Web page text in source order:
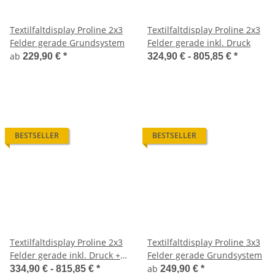
Textilfaltdisplay Proline 2x3
Felder gerade Grundsystem
ab 229,90 € *
Textilfaltdisplay Proline 2x3
Felder gerade inkl. Druck
324,90 € - 805,85 € *
BESTSELLER
Textilfaltdisplay Proline 2x3
Felder gerade inkl. Druck +
Seitendruck
334,90 € - 815,85 € *
BESTSELLER
Textilfaltdisplay Proline 3x3
Felder gerade Grundsystem
ab 249,90 € *